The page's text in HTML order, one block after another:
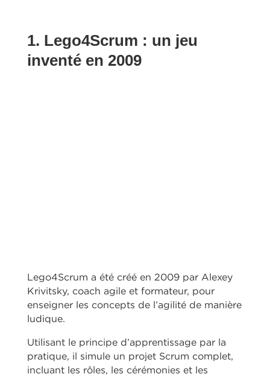
1. Lego4Scrum : un jeu
inventé en 2009
Lego4Scrum a été créé en 2009 par Alexey
Krivitsky, coach agile et formateur, pour
enseigner les concepts de l’agilité de manière
ludique.
Utilisant le principe d’apprentissage par la
pratique, il simule un projet Scrum complet,
incluant les rôles, les cérémonies et les